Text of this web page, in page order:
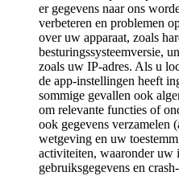
er gegevens naar ons
verbeteren en problemen
over uw apparaat, zoals
besturingssysteemversie,
zoals uw IP-adres. Als u
de app-instellingen heeft
sommige gevallen ook
om relevante functies of
ook gegevens verzamelen
wetgeving en uw
activiteiten, waaronder uw
gebruiksgegevens en